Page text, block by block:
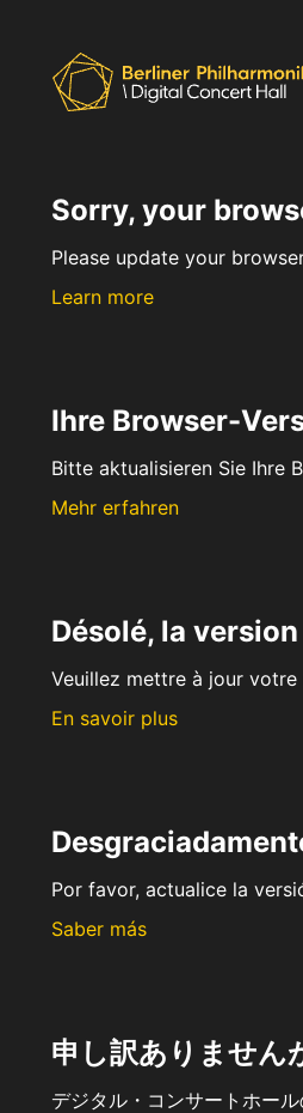
Sorry, your
Please update your
Learn more
Ihre Browser-
Bitte aktualisieren Sie Ihre
Mehr erfahren
Désolé, la
Veuillez mettre à jour
En savoir plus
Por favor, actualice la
Saber más
申し訳ありません
デジタル・コンサートホー